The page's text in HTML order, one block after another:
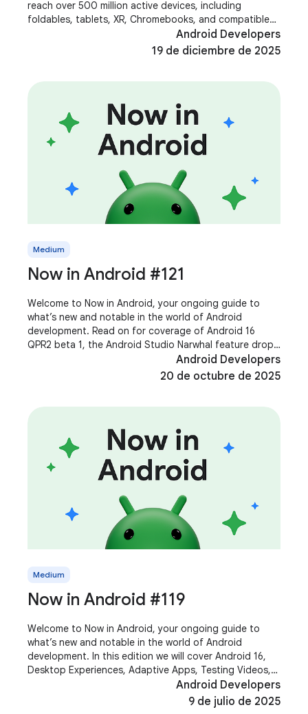
reach over 500 million active devices, including
foldables, tablets, XR, Chromebooks, and compatible
cars. These aren't just additional screens;Android Developers
19 de diciembre de 2025
Medium
Now in Android #121
Welcome to Now in Android, your ongoing guide to
what’s new and notable in the world of Android
development. Read on for coverage of Android 16
QPR2 beta 1, the Android Studio Narwhal feature drop,
Jetpack Compose 1.9, Media 3 1.8, Shape Morphing and
Android Developers
20 de octubre de 2025
Medium
Now in Android #119
Welcome to Now in Android, your ongoing guide to
what’s new and notable in the world of Android
development. In this edition we will cover Android 16,
Desktop Experiences, Adaptive Apps, Testing Videos,
AndroidX and more! Most of the content of this
Android Developers
9 de julio de 2025